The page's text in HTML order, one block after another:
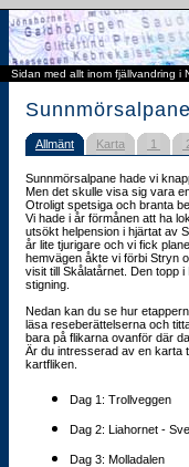
Sidan med allt inom fjällvandring i
Allmänt Karta 1
Sunnmörsalpane hade vi
Men det skulle visa sig vara
Otroligt spetsiga och branta
Vi hade i år förmånen att ha
utsökt helpension i hjärtat av
år lite tjurigare och vi fick
hemvägen åkte vi förbi Stryn
visit till Skålatårnet. Den topp
stigning.
Nedan kan du se hur
läsa reseberättelserna och
bara på flikarna ovanför där
Är du intresserad av en karta
kartfliken.
Dag 1: Trollveggen
Dag 2: Liahornet -
Dag 3: Molladalen